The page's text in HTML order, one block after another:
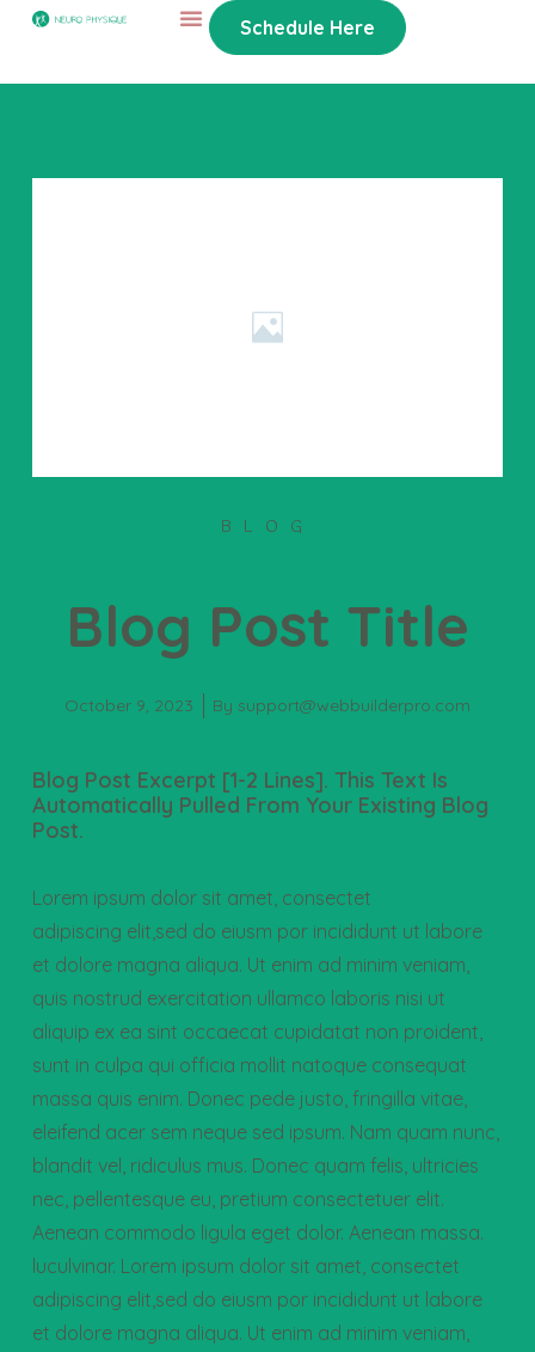
Schedule Here
BLOG
Blog Post Title
October 9, 2023 By support@webbuilderpro.com
Blog Post Excerpt [1-2 Lines]. This Text Is
Automatically Pulled From Your Existing Blog
Post.
Lorem ipsum dolor sit amet, consectet
adipiscing elit,sed do eiusm por incididunt ut labore
et dolore magna aliqua. Ut enim ad minim veniam,
quis nostrud exercitation ullamco laboris nisi ut
aliquip ex ea sint occaecat cupidatat non proident,
sunt in culpa qui officia mollit natoque consequat
massa quis enim. Donec pede justo, fringilla vitae,
eleifend acer sem neque sed ipsum. Nam quam nunc,
blandit vel, ridiculus mus. Donec quam felis, ultricies
nec, pellentesque eu, pretium consectetuer elit.
Aenean commodo ligula eget dolor. Aenean massa.
luculvinar. Lorem ipsum dolor sit amet, consectet
adipiscing elit,sed do eiusm por incididunt ut labore
et dolore magna aliqua. Ut enim ad minim veniam,